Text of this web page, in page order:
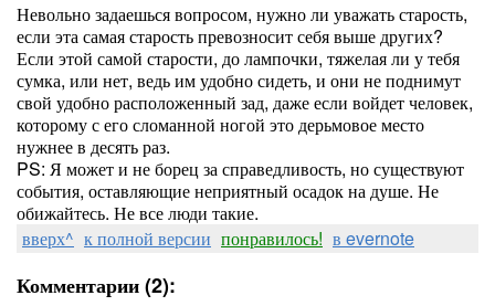
Невольно задаешься вопросом, нужно ли уважать старость,
если эта самая старость превозносит себя выше других?
Если этой самой старости, до лампочки, тяжелая ли у тебя
сумка, или нет, ведь им удобно сидеть, и они не поднимут
свой удобно расположенный зад, даже если войдет человек,
которому с его сломанной ногой это дерьмовое место
нужнее в десять раз.
PS: Я может и не борец за справедливость, но существуют
события, оставляющие неприятный осадок на душе. Не
обижайтесь. Не все люди такие.
вверх^ к полной версии понравилось! в evernote
Комментарии (2):